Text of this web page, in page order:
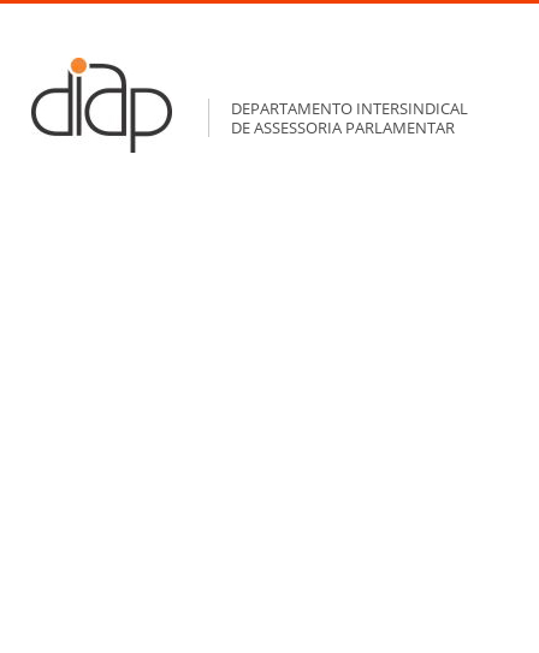
DEPARTAMENTO INTERSINDICAL
DE ASSESSORIA PARLAMENTAR